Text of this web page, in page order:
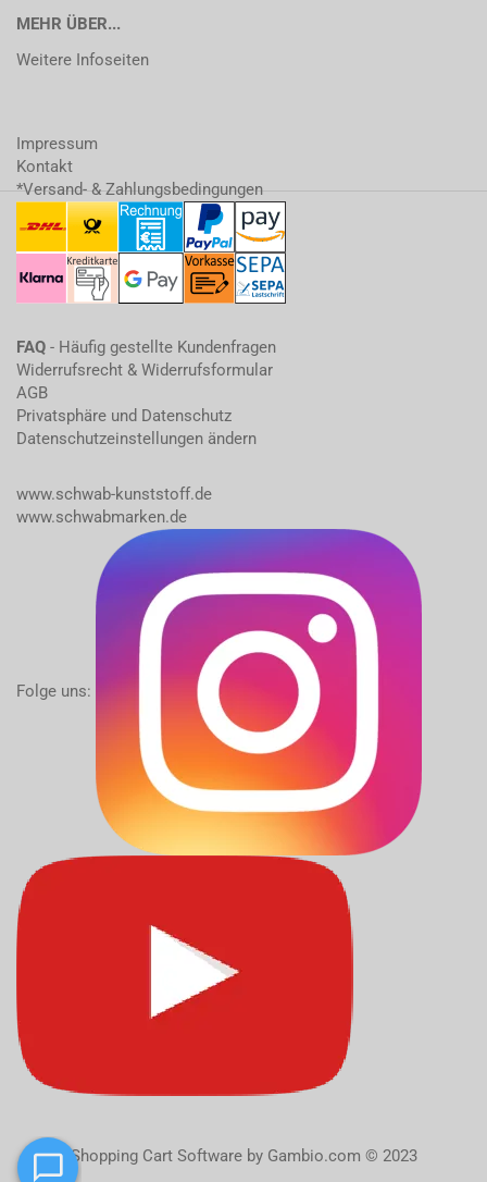
MEHR ÜBER...
Weitere Infoseiten
Impressum
Kontakt
*Versand- & Zahlungsbedingungen
FAQ - Häufig gestellte Kundenfragen
Widerrufsrecht & Widerrufsformular
AGB
Privatsphäre und Datenschutz
Datenschutzeinstellungen ändern
www.schwab-kunststoff.de
www.schwabmarken.de
Folge uns:
Shopping Cart Softwareby Gambio.com © 2023